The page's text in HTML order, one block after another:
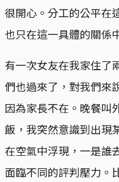
很開心。分工的公平在
也只在這一具體的關係
有一次女友在我家住了
們也過來了，對我們來
因為家長不在。晚餐叫
飯，我突然意識到出
在空氣中浮現，一是誰
面臨不同的評判壓力。